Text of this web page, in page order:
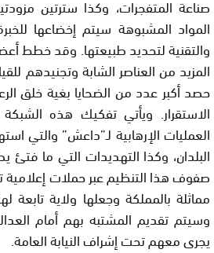
صناعة المتفجرات، وكذا سترتين
المواد المشبوهة سيتم إخضاعها
والتقنية لتحديد طبيعتها. وقد خطط
المزيد من العناصر الشابة وتجنيدهم
حصد أكبر عدد من الضحايا بغية خلق
الاستقرار. ويأتي تفكيك هذه الشبكة
العمليات الإرهابية لـ”داعش”
البلدان، وكذا التهديدات التي ما فتئ
صفوف هذا التنظيم عبر حملات
مماثلة بالمملكة وجعلها ولاية تابعة
وسيتم تقديم المشتبه بهم أمام
يجرى معهم تحت إشراف النيابة العامة.